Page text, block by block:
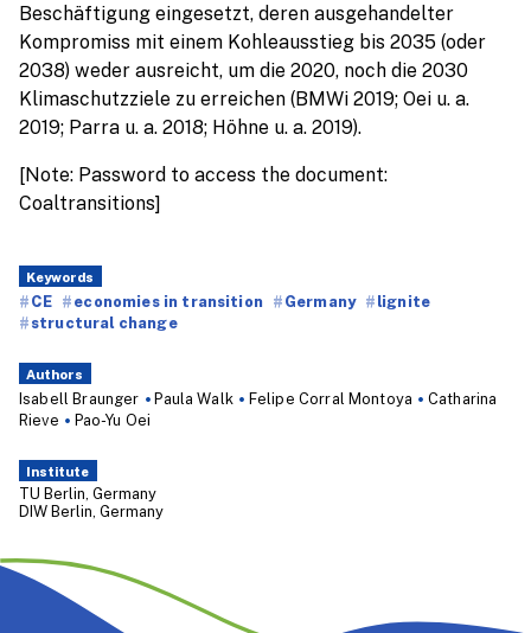
Beschäftigung eingesetzt, deren ausgehandelter
Kompromiss mit einem Kohleausstieg bis 2035 (oder
2038) weder ausreicht, um die 2020, noch die 2030
Klimaschutzziele zu erreichen (BMWi 2019; Oei u. a.
2019; Parra u. a. 2018; Höhne u. a. 2019).
[Note: Password to access the document:
Coaltransitions]
Keywords
CE economies in transition Germany
lignite
structural change
Authors
Isabell Braunger Paula Walk Felipe Corral Montoya
Catharina
Rieve
Pao-Yu Oei
Institute
TU Berlin, Germany
DIW Berlin, Germany